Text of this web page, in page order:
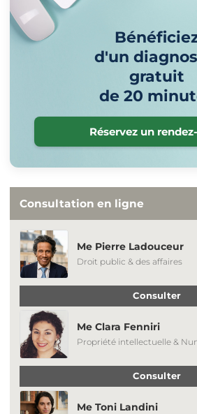
d'un
gratuit
de 20
Réservez un
Consultation en ligne
Me Pierre Ladouceur
Droit public & des affaires
Consulter
Me Clara Fenniri
Propriété intellectuelle &
Consulter
Me Toni Landini